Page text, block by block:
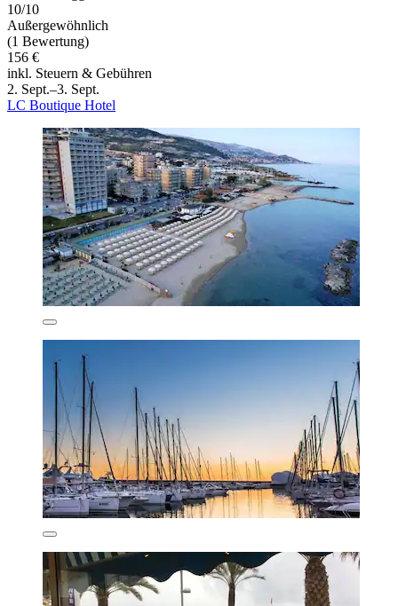
10/10
Außergewöhnlich
(1 Bewertung)
156 €
inkl. Steuern & Gebühren
2. Sept.–3. Sept.
LC Boutique Hotel